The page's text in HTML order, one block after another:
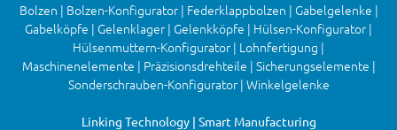
Bolzen | Bolzen-Konfigurator | Federklappbolzen | Gabelgelenke |
Gabelköpfe | Gelenklager | Gelenkköpfe | Hülsen-Konfigurator |
Hülsenmuttern-Konfigurator | Lohnfertigung |
Maschinenelemente | Präzisionsdrehteile | Sicherungselemente |
Sonderschrauben-Konfigurator | Winkelgelenke
Linking Technology | Smart Manufacturing